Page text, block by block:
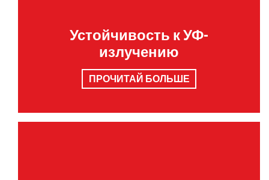
Устойчивость к УФ-
излучению
ПРОЧИТАЙ БОЛЬШЕ